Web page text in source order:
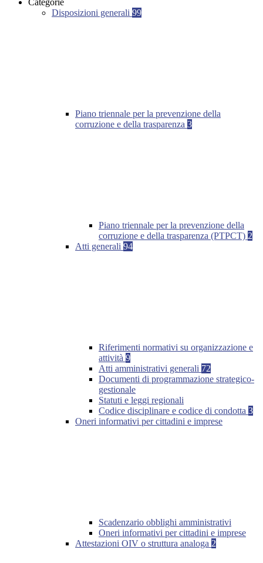
Categorie
Disposizioni generali 99
Piano triennale per la prevenzione della
corruzione e della trasparenza 3
Piano triennale per la prevenzione della
corruzione e della trasparenza (PTPCT) 2
Atti generali 94
Riferimenti normativi su organizzazione e
attività 9
Atti amministrativi generali 72
Documenti di programmazione strategico-
gestionale
Statuti e leggi regionali
Codice disciplinare e codice di condotta 3
Oneri informativi per cittadini e imprese
Scadenzario obblighi amministrativi
Oneri informativi per cittadini e imprese
Attestazioni OIV o struttura analoga 2